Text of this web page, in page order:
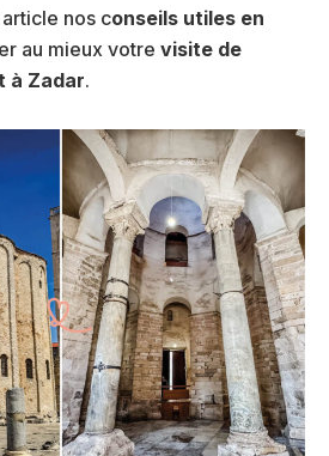
nos conseils utiles en
au mieux votre visite de
à Zadar.